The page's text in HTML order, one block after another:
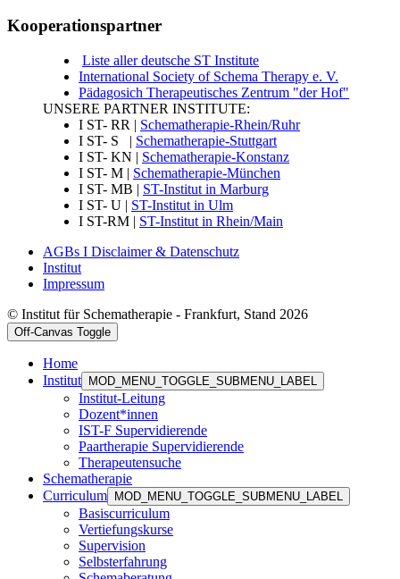
Kooperationspartner
Liste aller deutsche ST Institute
International Society of Schema Therapy e. V.
Pädagosich Therapeutisches Zentrum "der Hof"
UNSERE PARTNER INSTITUTE:
I ST- RR | Schematherapie-Rhein/Ruhr
I ST- S | Schematherapie-Stuttgart
I ST- KN | Schematherapie-Konstanz
I ST- M | Schematherapie-München
I ST- MB | ST-Institut in Marburg
I ST- U | ST-Institut in Ulm
I ST-RM | ST-Institut in Rhein/Main
AGBs I Disclaimer & Datenschutz
Institut
Impressum
© Institut für Schematherapie - Frankfurt, Stand 2026
Off-Canvas Toggle
Home
Institut MOD_MENU_TOGGLE_SUBMENU_LABEL
Institut-Leitung
Dozent*innen
IST-F Supervidierende
Paartherapie Supervidierende
Therapeutensuche
Schematherapie
Curriculum MOD_MENU_TOGGLE_SUBMENU_LABEL
Basiscurriculum
Vertiefungskurse
Supervision
Selbsterfahrung